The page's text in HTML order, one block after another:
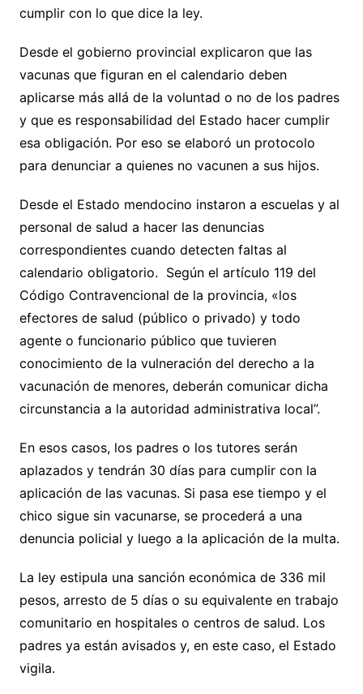
cumplir con lo que dice la ley.
Desde el gobierno provincial explicaron que las
vacunas que figuran en el calendario deben
aplicarse más allá de la voluntad o no de los padres
y que es responsabilidad del Estado hacer cumplir
esa obligación. Por eso se elaboró un protocolo
para denunciar a quienes no vacunen a sus hijos.
Desde el Estado mendocino instaron a escuelas y al
personal de salud a hacer las denuncias
correspondientes cuando detecten faltas al
calendario obligatorio. Según el artículo 119 del
Código Contravencional de la provincia, «los
efectores de salud (público o privado) y todo
agente o funcionario público que tuvieren
conocimiento de la vulneración del derecho a la
vacunación de menores, deberán comunicar dicha
circunstancia a la autoridad administrativa local”.
En esos casos, los padres o los tutores serán
aplazados y tendrán 30 días para cumplir con la
aplicación de las vacunas. Si pasa ese tiempo y el
chico sigue sin vacunarse, se procederá a una
denuncia policial y luego a la aplicación de la multa.
La ley estipula una sanción económica de 336 mil
pesos, arresto de 5 días o su equivalente en trabajo
comunitario en hospitales o centros de salud. Los
padres ya están avisados y, en este caso, el Estado
vigila.